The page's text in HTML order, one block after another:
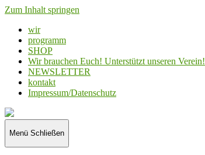
Zum Inhalt springen
wir
programm
SHOP
Wir brauchen Euch! Unterstützt unseren Verein!
NEWSLETTER
kontakt
Impressum/Datenschutz
teatro
zumbayllu
Menü Schließen